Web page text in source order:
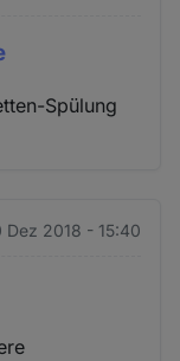
Spülung
Dez 2018 - 15:40